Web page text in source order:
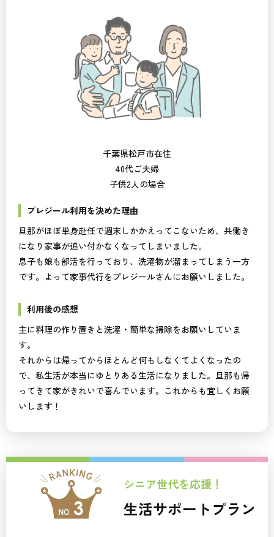
千葉県松戸市在住
40代ご夫婦
子供2人の場合
プレジール利用を決めた理由
旦那がほぼ単身赴任で週末しかかえってこないため、共働き
になり家事が追い付かなくなってしまいました。
息子も娘も部活を行っており、洗濯物が溜まってしまう一方
です。よって家事代行をプレジールさんにお願いしました。
利用後の感想
主に料理の作り置きと洗濯・簡単な掃除をお願いしていま
す。
それからは帰ってからほとんど何もしなくてよくなったの
で、私生活が本当にゆとりある生活になりました。旦那も帰
ってきて家がきれいで喜んでいます。これからも宜しくお願
いします！
シニア世代を応援！
生活サポートプラン